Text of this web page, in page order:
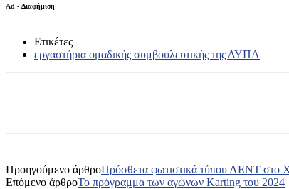
Ad - Διαφήμιση
Ετικέτες
εργαστήρια ομαδικής συμβουλευτικής της ΔΥΠΑ
Προηγούμενο άρθροΠρόσθετα φωτιστικά τύπου ΛΕΝΤ στο
Επόμενο άρθροΤο πρόγραμμα των αγώνων Karting του 2024